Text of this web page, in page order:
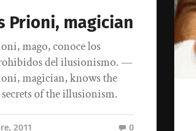
Prioni, magician
mago, conoce los
del ilusionismo. —
magician, knows the
of the illusionism.
2011 0